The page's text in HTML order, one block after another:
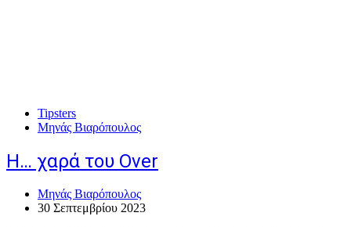
Tipsters
Μηνάς Βιαρόπουλος
H… χαρά του Over
Μηνάς Βιαρόπουλος
30 Σεπτεμβρίου 2023